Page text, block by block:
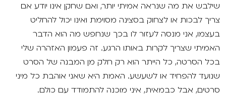
שילבש את מה שנראה אמיתי יותר, ואם שחקן אינו יודע אם
צריך לבכות או לצחוק בסצינה מסוימת ואינו יכול להחליט
בעצמו, אני מנסה לעזור לו בכך שנחפש מה הוא הדבר
האמיתי שצריך לקרות באותו הרגע. זה פעמון האזהרה שלי
בכל הסרטה, כל הייתר הוא רק חלק מן המבנה של הסרט
שנועד להפחיד או לשעשע. האמת היא שאני אוהבת כל מיני
סרטים, אבל כבמאית, איני מוכנה להתמודד עם כולם.